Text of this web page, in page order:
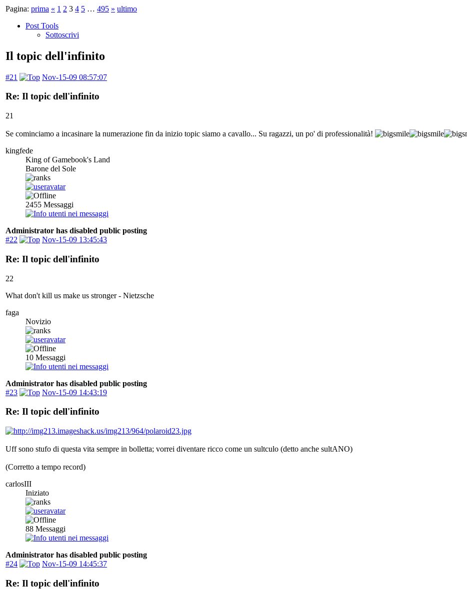
Pagina: prima « 1 2 3 4 5 … 495 » ultimo
Post Tools
Sottoscrivi
Il topic dell'infinito
#21 Nov-15-09 08:57:07
Re: Il topic dell'infinito
21
Se cominciamo a incasinare la numerazione fin da inizio topic siamo a cavallo... Su ragazzi, un po' di professionalità!
kingfede
King of Gamebook's Land
Barone del Sole
2455 Messaggi
Administrator has disabled public posting
#22
Nov-15-09 13:45:43
Re: Il topic dell'infinito
22
What don't kill us make us stronger - Nietzsche
faga
Novizio
10 Messaggi
Administrator has disabled public posting
#23
Nov-15-09 14:43:19
Re: Il topic dell'infinito
Uff sono stufo di questa vita sempre in bolletta; vorrei diventare ricco come un sultculo (detto anche sultANO)
(Corretto a tempo record)
carlosIII
Iniziato
88 Messaggi
Administrator has disabled public posting
#24
Nov-15-09 14:45:37
Re: Il topic dell'infinito